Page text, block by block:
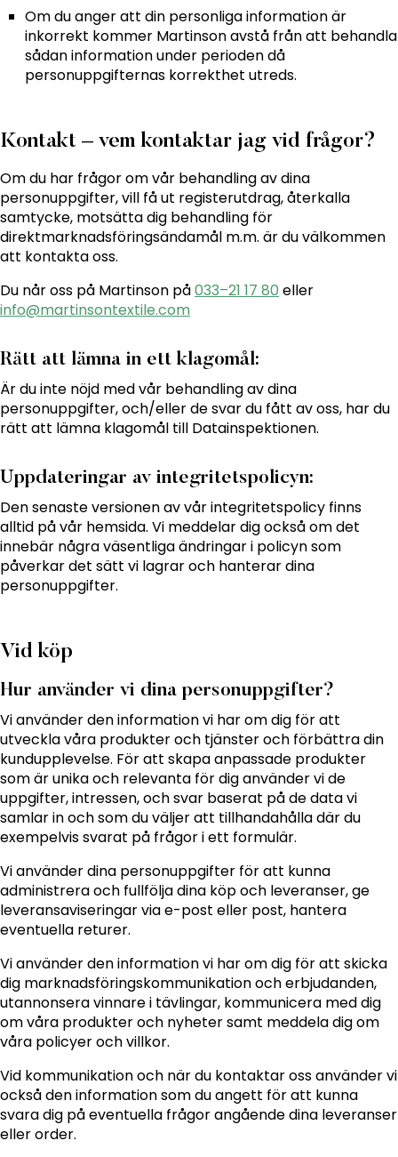
Om du anger att din personliga information är
inkorrekt kommer Martinson avstå från att behandla
sådan information under perioden då
personuppgifternas korrekthet utreds.
Kontakt – vem kontaktar jag vid frågor?
Om du har frågor om vår behandling av dina
personuppgifter, vill få ut registerutdrag, återkalla
samtycke, motsätta dig behandling för
direktmarknadsföringsändamål m.m. är du välkommen
att kontakta oss.
Du når oss på Martinson på033–21 17 80 eller
info@martinsontextile.com
Rätt att lämna in ett klagomål:
Är du inte nöjd med vår behandling av dina
personuppgifter, och/eller de svar du fått av oss, har du
rätt att lämna klagomål till Datainspektionen.
Uppdateringar av integritetspolicyn:
Den senaste versionen av vår integritetspolicy finns
alltid på vår hemsida. Vi meddelar dig också om det
innebär några väsentliga ändringar i policyn som
påverkar det sätt vi lagrar och hanterar dina
personuppgifter.
Vid köp
Hur använder vi dina personuppgifter?
Vi använder den information vi har om dig för att
utveckla våra produkter och tjänster och förbättra din
kundupplevelse. För att skapa anpassade produkter
som är unika och relevanta för dig använder vi de
uppgifter, intressen, och svar baserat på de data vi
samlar in och som du väljer att tillhandahålla där du
exempelvis svarat på frågor i ett formulär.
Vi använder dina personuppgifter för att kunna
administrera och fullfölja dina köp och leveranser, ge
leveransaviseringar via e-post eller post, hantera
eventuella returer.
Vi använder den information vi har om dig för att skicka
dig marknadsföringskommunikation och erbjudanden,
utannonsera vinnare i tävlingar, kommunicera med dig
om våra produkter och nyheter samt meddela dig om
våra policyer och villkor.
Vid kommunikation och när du kontaktar oss använder vi
också den information som du angett för att kunna
svara dig på eventuella frågor angående dina leveranser
eller order.